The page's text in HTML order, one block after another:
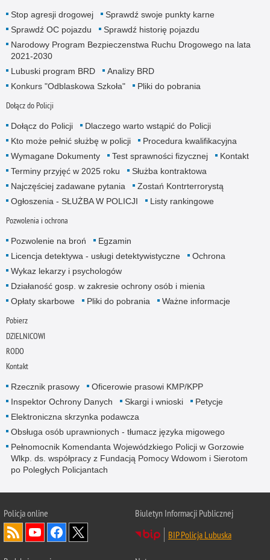
Stop agresji drogowej
Sprawdź swoje punkty karne
Sprawdź OC pojazdu
Sprawdź historię pojazdu
Narodowy Program Bezpieczenstwa Ruchu Drogowego na lata
2021-2030
Lubuski program BRD
Analizy BRD
Konkurs "Odblaskowa Szkoła"
Pliki do pobrania
Dołącz do Policji
Dołącz do Policji
Dlaczego warto wstąpić do Policji
Kto może pełnić służbę w policji
Procedura kwalifikacyjna
Wymagane Dokumenty
Test sprawności fizycznej
Kontakt
Terminy przyjęć w 2025 roku
Służba kontraktowa
Najczęściej zadawane pytania
Zostań Kontrterrorystą
Ogłoszenia - SŁUŻBA W POLICJI
Listy rankingowe
Pozwolenia i ochrona
Pozwolenie na broń
Egzamin
Licencja detektywa - usługi detektywistyczne
Ochrona
Wykaz lekarzy i psychologów
Działaność gosp. w zakresie ochrony osób i mienia
Opłaty skarbowe
Pliki do pobrania Ważne informacje
Pobierz
DZIELNICOWI
RODO
Kontakt
Rzecznik prasowy
Oficerowie prasowi KMP/KPP
Inspektor Ochrony Danych
Skargi i wnioski
Petycje
Elektroniczna skrzynka podawcza
Obsługa osób uprawnionych - tłumacz języka migowego
Pełnomocnik Komendanta Wojewódzkiego Policji w Gorzowie
Wlkp. ds. współpracy z Fundacją Pomocy Wdowom i Sierotom
po Poległych Policjantach
Policja online
Biuletyn Informacji Publicznej
BIP Policja Lubuska